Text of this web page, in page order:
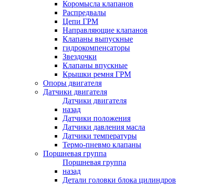
Коромысла клапанов
Распредвалы
Цепи ГРМ
Направляющие клапанов
Клапаны выпускные
гидрокомпенсаторы
Звездочки
Клапаны впускные
Крышки ремня ГРМ
Опоры двигателя
Датчики двигателя
Датчики двигателя
назад
Датчики положения
Датчики давления масла
Датчики температуры
Термо-пневмо клапаны
Поршневая группа
Поршневая группа
назад
Детали головки блока цилиндров